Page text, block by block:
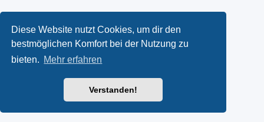
Diese Website nutzt Cookies, um dir den
bestmöglichen Komfort bei der Nutzung zu
bieten. Mehr erfahren
Verstanden!